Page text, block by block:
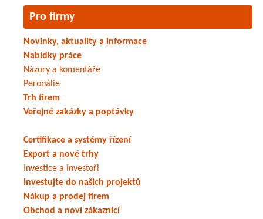
Pro firmy
Novinky, aktuality a informace
Nabídky práce
Názory a komentáře
Peronálie
Trh firem
Veřejné zakázky a poptávky
Certifikace a systémy řízení
Export a nové trhy
Investice a investoři
Investujte do našich projektů
Nákup a prodej firem
Obchod a noví zákaznící